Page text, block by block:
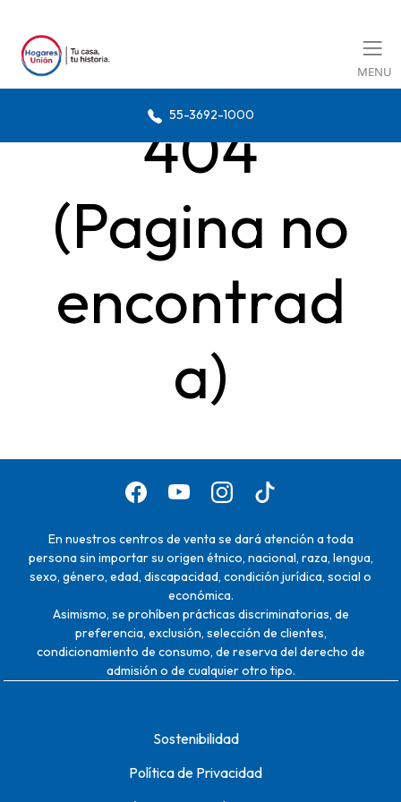
MENU
55-3692-1000
404
(Pagina no
encontrad
a)
En nuestros centros de venta se dará atención a toda
persona sin importar su origen étnico, nacional, raza, lengua,
sexo, género, edad, discapacidad, condición jurídica, social o
económica.
Asimismo, se prohíben prácticas discriminatorias, de
preferencia, exclusión, selección de clientes,
condicionamiento de consumo, de reserva del derecho de
admisión o de cualquier otro tipo.
Sostenibilidad
Política de Privacidad